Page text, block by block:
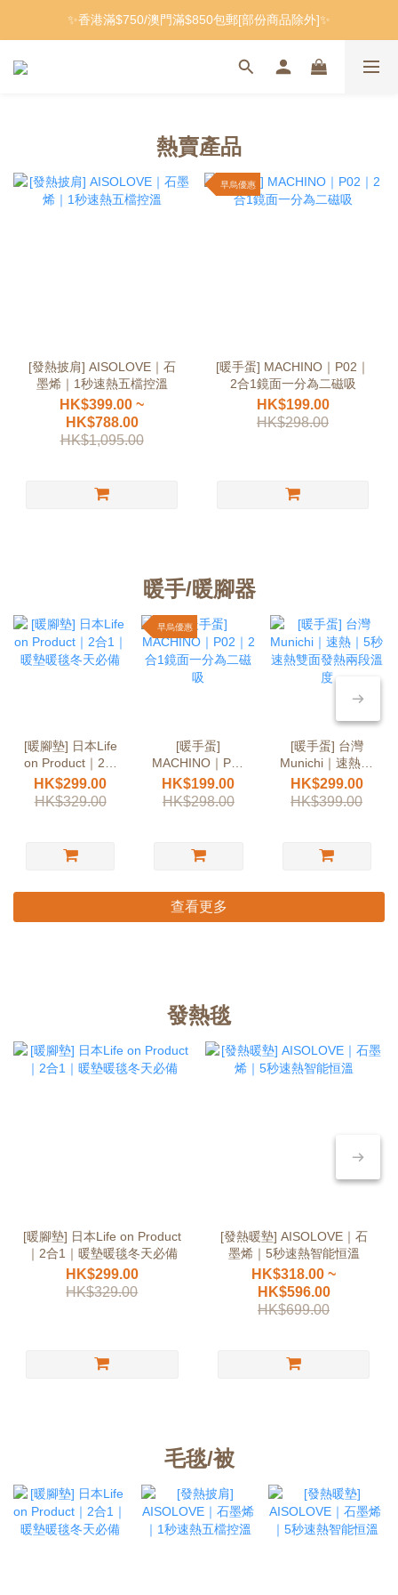
✨香港滿$750/澳門滿$850包郵[部份商品除外]✨
熱賣產品
[發熱披肩] AISOLOVE｜石
墨烯｜1秒速熱五檔控溫
HK$399.00 ~
HK$788.00
HK$1,095.00
早烏優惠
[暖手蛋] MACHINO｜P02｜
2合1鏡面一分為二磁吸
HK$199.00
HK$298.00
暖手/暖腳器
[暖腳墊] 日本Life
on Product｜2合
1｜暖墊暖毯冬天
必備
HK$299.00
HK$329.00
早烏優惠
[暖手蛋]
MACHINO｜P02
｜2合1鏡面一分
為二磁吸
HK$199.00
HK$298.00
[暖手蛋] 台灣
Munichi｜速熱｜
5秒速熱雙面發熱
兩段溫度
HK$299.00
HK$399.00
查看更多
發熱毯
[暖腳墊] 日本Life on Product
｜2合1｜暖墊暖毯冬天必備
HK$299.00
HK$329.00
[發熱暖墊] AISOLOVE｜石
墨烯｜5秒速熱智能恒溫
HK$318.00 ~
HK$596.00
HK$699.00
毛毯/被